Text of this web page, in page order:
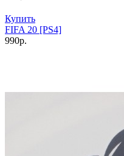
Купить
FIFA 20 [PS4]
990р.